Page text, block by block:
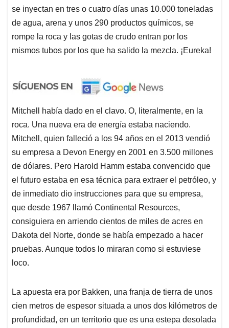
se inyectan en tres o cuatro días unas 10.000 toneladas
de agua, arena y unos 290 productos químicos, se
rompe la roca y las gotas de crudo entran por los
mismos tubos por los que ha salido la mezcla. ¡Eureka!
Mitchell había dado en el clavo. O, literalmente, en la
roca. Una nueva era de energía estaba naciendo.
Mitchell, quien falleció a los 94 años en el 2013 vendió
su empresa a Devon Energy en 2001 en 3.500 millones
de dólares. Pero Harold Hamm estaba convencido que
el futuro estaba en esa técnica para extraer el petróleo, y
de inmediato dio instrucciones para que su empresa,
que desde 1967 llamó Continental Resources,
consiguiera en arriendo cientos de miles de acres en
Dakota del Norte, donde se había empezado a hacer
pruebas. Aunque todos lo miraran como si estuviese
loco.
La apuesta era por Bakken, una franja de tierra de unos
cien metros de espesor situada a unos dos kilómetros de
profundidad, en un territorio que es una estepa desolada